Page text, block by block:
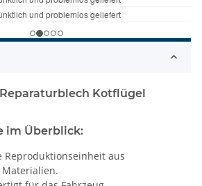
Kotflügel
im Überblick:
Reproduktionseinheit aus